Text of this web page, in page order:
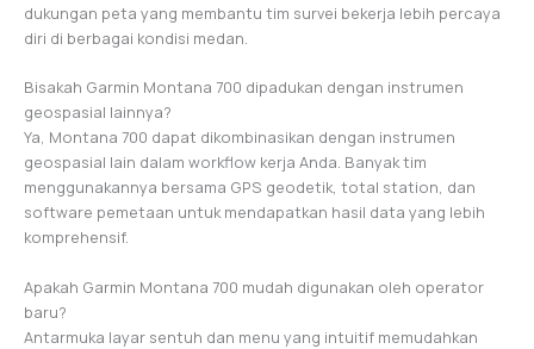
dukungan peta yang membantu tim survei bekerja lebih percaya
diri di berbagai kondisi medan.
Bisakah Garmin Montana 700 dipadukan dengan instrumen
geospasial lainnya?
Ya, Montana 700 dapat dikombinasikan dengan instrumen
geospasial lain dalam workflow kerja Anda. Banyak tim
menggunakannya bersama GPS geodetik, total station, dan
software pemetaan untuk mendapatkan hasil data yang lebih
komprehensif.
Apakah Garmin Montana 700 mudah digunakan oleh operator
baru?
Antarmuka layar sentuh dan menu yang intuitif memudahkan